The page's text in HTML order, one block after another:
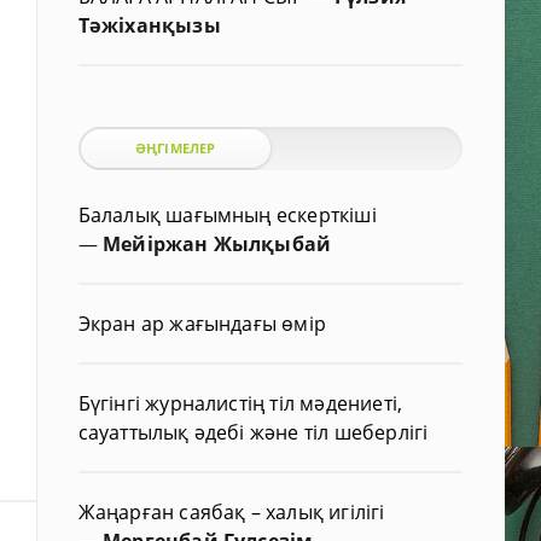
Тәжіханқызы
ӘҢГІМЕЛЕР
Балалық шағымның ескерткіші
— Мейіржан Жылқыбай
Экран ар жағындағы өмір
Бүгінгі журналистің тіл мәдениеті,
сауаттылық әдебі және тіл шеберлігі
Жаңарған саябақ – халық игілігі